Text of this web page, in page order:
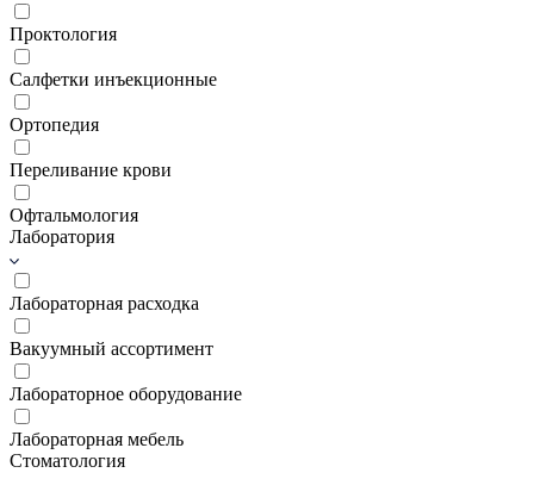
Проктология
Салфетки инъекционные
Ортопедия
Переливание крови
Офтальмология
Лаборатория
Лабораторная расходка
Вакуумный ассортимент
Лабораторное оборудование
Лабораторная мебель
Стоматология